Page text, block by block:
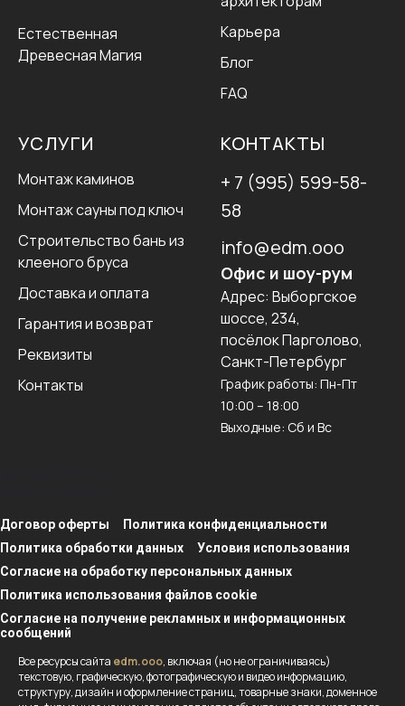
Естественная
Древесная Магия
Карьера
Блог
FAQ
УСЛУГИ
Монтаж каминов
Монтаж сауны под ключ
Строительство бань из
клееного бруса
Доставка и оплата
Гарантия и возврат
Реквизиты
Контакты
КОНТАКТЫ
+ 7 (995) 599-58-
58
info@edm.ooo
Офис и шоу-рум
Адрес: Выборгское
шоссе, 234,
посёлок Парголово,
Санкт-Петербург
График работы: Пн-Пт
10:00 – 18:00
Выходные: Сб и Вс
Договор оферты
Политика конфиденциальности
Политика обработки данных
Условия использования
Согласие на обработку персональных данных
Политика использования файлов cookie
Согласие на получение рекламных и информационных
сообщений
Все ресурсы сайта edm.ooo, включая (но не ограничиваясь)
текстовую, графическую, фотографическую и видео информацию,
структуру, дизайн и оформление страниц, товарные знаки, доменное